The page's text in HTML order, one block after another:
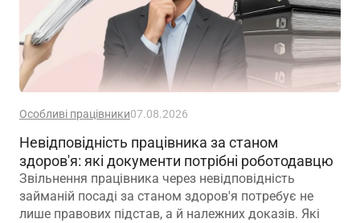
Особливі працівники07.08.2026
Невідповідність працівника за станом
здоров'я: які документи потрібні роботодавцю
Звільнення працівника через невідповідність
займаній посаді за станом здоров'я потребує не
лише правових підстав, а й належних доказів. Які